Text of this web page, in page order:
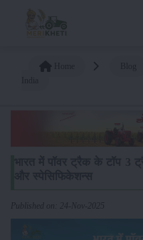
Published on: 24-Nov-2025